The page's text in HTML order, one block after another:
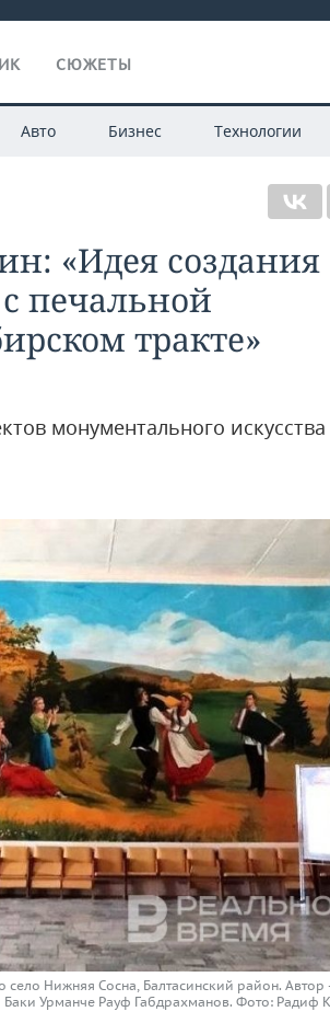
СЮЖЕТЫ
Авто Бизнес Технологии
«Идея создания
печальной
тракте»
монументального искусства
село Нижняя Сосна, Балтасинский район. Автор
Баки Урманче Рауф Габдрахманов. Фото: Радиф